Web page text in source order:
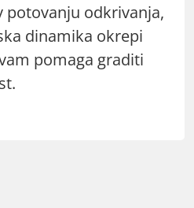
potovanju odkrivanja,
dinamika okrepi
pomaga graditi